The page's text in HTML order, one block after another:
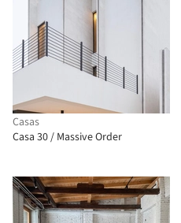
Casas
Casa 30 / Massive Order